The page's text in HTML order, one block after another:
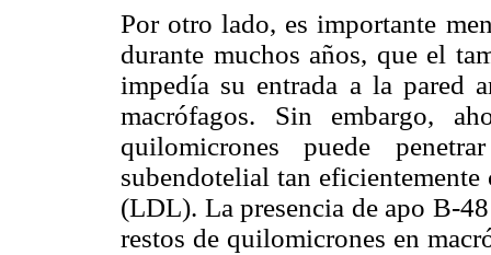
Por otro lado, es importante
durante muchos años, que el
impedía su entrada a la pared
macrófagos. Sin embargo,
quilomicrones puede
subendotelial tan
(LDL). La presencia de apo B-
restos de quilomicrones en